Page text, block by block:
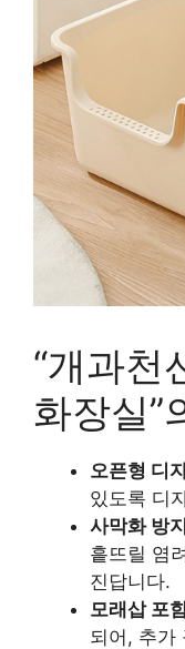
“개과천
화장실”
오픈형 디
있도록 디
사막화 방
흩뜨릴 염
진답니다.
모래삽 포
되어, 추가